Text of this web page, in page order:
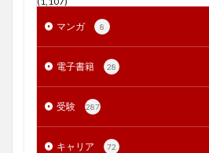
マンガ 8
電子書籍 28
受験 287
キャリア 72